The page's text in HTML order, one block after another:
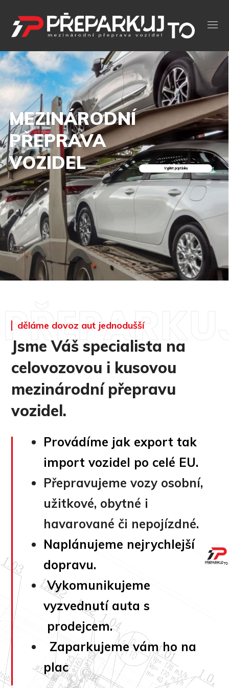
Vyplnit poptávku
MEZINÁRODNÍ
PŘEPRAVA
VOZIDEL
děláme dovoz aut jednodušší
Jsme Váš specialista na
celovozovou i kusovou
mezinárodní přepravu
vozidel.
Provádíme jak export tak
import vozidel po celé EU.
Přepravujeme vozy osobní,
užitkové, obytné i
havarované či nepojízdné.
Naplánujeme nejrychlejší
dopravu.
Vykomunikujeme
vyzvednutí auta s
prodejcem.
Zaparkujeme vám ho na
plac